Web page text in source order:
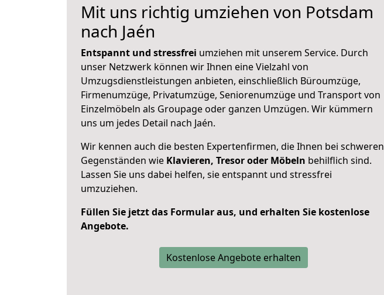
Mit uns richtig umziehen von Potsdam
nach Jaén
Entspannt und stressfrei umziehen mit unserem Service. Durch
unser Netzwerk können wir Ihnen eine Vielzahl von
Umzugsdienstleistungen anbieten, einschließlich Büroumzüge,
Firmenumzüge, Privatumzüge, Seniorenumzüge und Transport von
Einzelmöbeln als Groupage oder ganzen Umzügen. Wir kümmern
uns um jedes Detail nach Jaén.
Wir kennen auch die besten Expertenfirmen, die Ihnen bei schweren
Gegenständen wie Klavieren, Tresor oder Möbeln behilflich sind.
Lassen Sie uns dabei helfen, sie entspannt und stressfrei
umzuziehen.
Füllen Sie jetzt das Formular aus, und erhalten Sie kostenlose
Angebote.
Kostenlose Angebote erhalten